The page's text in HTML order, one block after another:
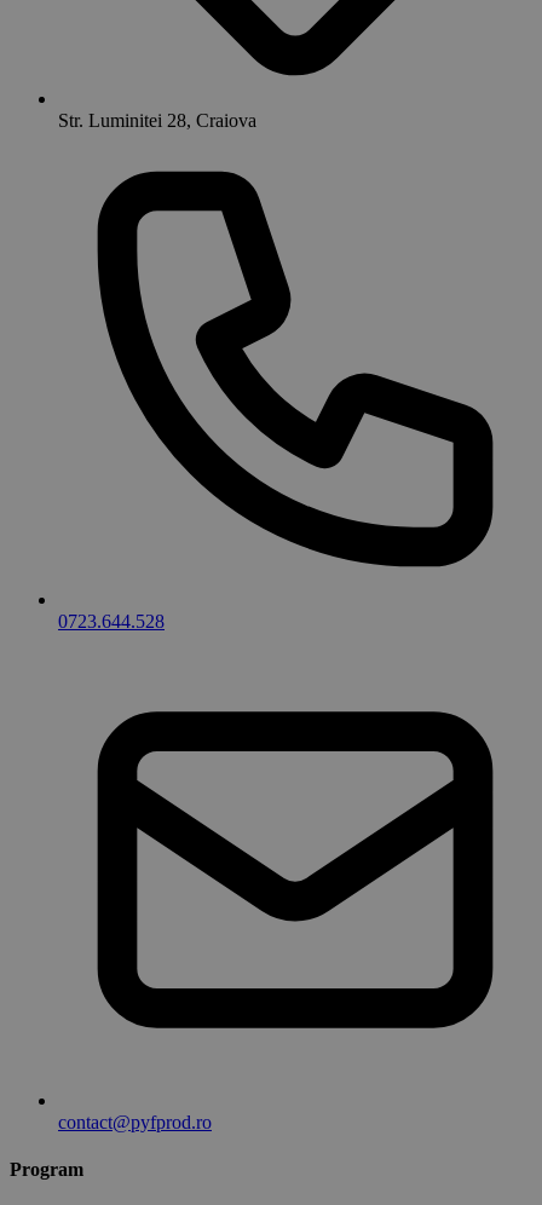
Str. Luminitei 28, Craiova
0723.644.528
contact@pyfprod.ro
Program